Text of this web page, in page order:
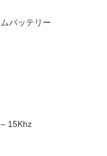
バッテリー
15Khz